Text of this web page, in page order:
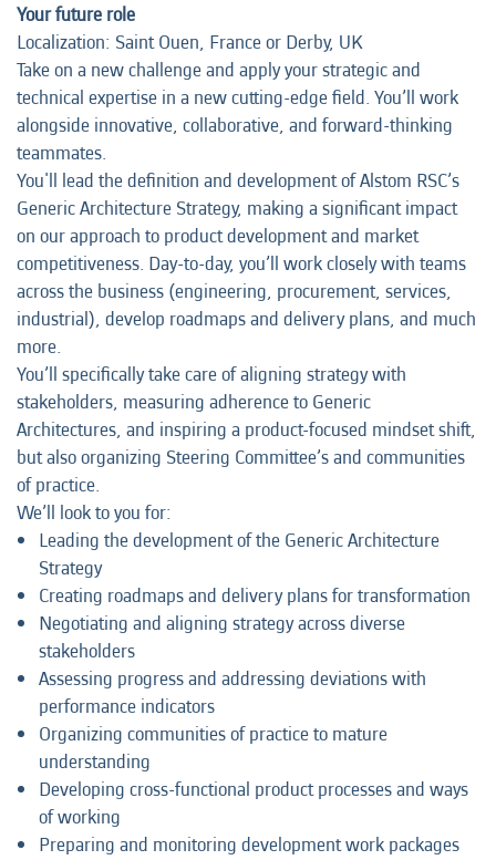
Your future role
Localization: Saint Ouen, France or Derby, UK
Take on a new challenge and apply your strategic and
technical expertise in a new cutting-edge field. You’ll work
alongside innovative, collaborative, and forward-thinking
teammates.
You'll lead the definition and development of Alstom RSC’s
Generic Architecture Strategy, making a significant impact
on our approach to product development and market
competitiveness. Day-to-day, you’ll work closely with teams
across the business (engineering, procurement, services,
industrial), develop roadmaps and delivery plans, and much
more.
You’ll specifically take care of aligning strategy with
stakeholders, measuring adherence to Generic
Architectures, and inspiring a product-focused mindset shift,
but also organizing Steering Committee’s and communities
of practice.
We’ll look to you for:
Leading the development of the Generic Architecture
Strategy
Creating roadmaps and delivery plans for transformation
Negotiating and aligning strategy across diverse
stakeholders
Assessing progress and addressing deviations with
performance indicators
Organizing communities of practice to mature
understanding
Developing cross-functional product processes and ways
of working
Preparing and monitoring development work packages